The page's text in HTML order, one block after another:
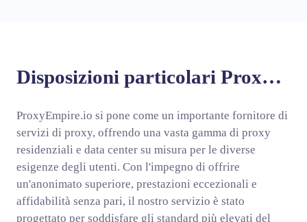
Disposizioni particolari ProxyEmpire
ProxyEmpire.io si pone come un importante fornitore di
servizi di proxy, offrendo una vasta gamma di proxy
residenziali e data center su misura per le diverse
esigenze degli utenti. Con l'impegno di offrire
un'anonimato superiore, prestazioni eccezionali e
affidabilità senza pari, il nostro servizio è stato
progettato per soddisfare gli standard più elevati del